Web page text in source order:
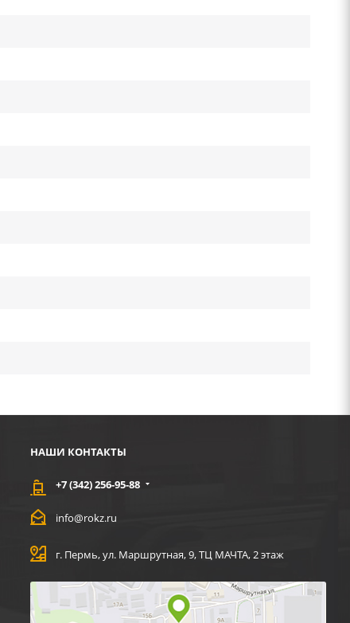
НАШИ КОНТАКТЫ
+7 (342) 256-95-88
info@rokz.ru
г. Пермь, ул. Маршрутная, 9, ТЦ МАЧТА, 2 этаж